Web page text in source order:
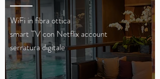
WiFi in fibra ottica
smart TV con Netflix account
serratura digitale